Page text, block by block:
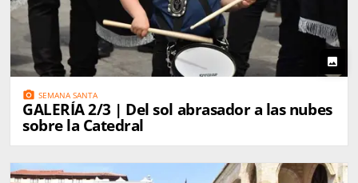
photo
photo_camera SEMANA SANTA
GALERÍA 2/3 | Del sol abrasador a las nubes
sobre la Catedral